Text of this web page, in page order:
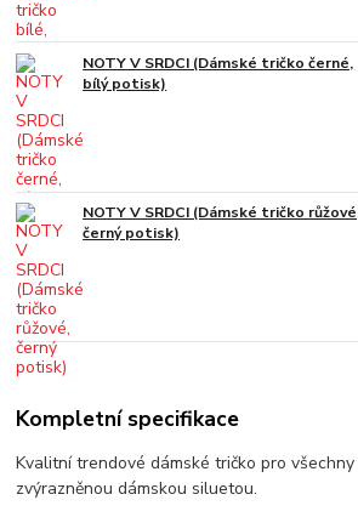
NOTY V SRDCI (Dámské tričko černé,
bílý potisk)
NOTY V SRDCI (Dámské tričko
černý potisk)
Kompletní specifikace
Kvalitní trendové dámské tričko pro
zvýrazněnou dámskou siluetou.